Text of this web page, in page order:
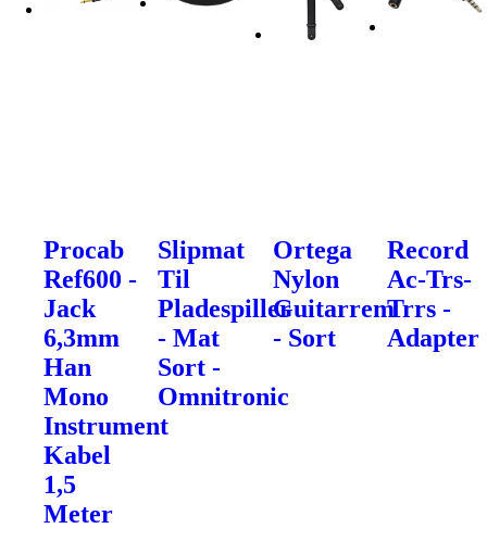
Procab
Ref600 -
Jack
6,3mm
Han
Mono
Instrument
Kabel
1,5
Meter
Slipmat
Til
Pladespiller
- Mat
Sort -
Omnitronic
Ortega
Nylon
Guitarrem
- Sort
Record
Ac-Trs-
Trrs -
Adapter